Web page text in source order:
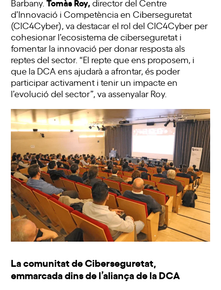
d’Innovació i Competència en Ciberseguretat
(CIC4Cyber), va destacar el rol del CIC4Cyber per
cohesionar l’ecosistema de ciberseguretat i
fomentar la innovació per donar resposta als
reptes del sector. “El repte que ens proposem, i
que la DCA ens ajudarà a afrontar, és poder
participar activament i tenir un impacte en
l’evolució del sector”, va assenyalar Roy.
La comunitat de Ciberseguretat,
emmarcada dins de l’aliança de la DCA